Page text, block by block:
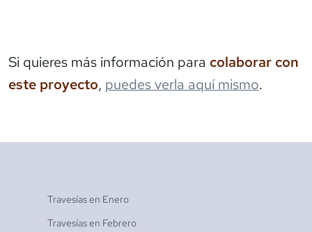
Si quieres más información para colaborar con
este proyecto, puedes verla aquí mismo.
Travesías en Enero
Travesías en Febrero